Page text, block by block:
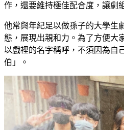
作，還要維持極佳配合度，讓劇
他常與年紀足以做孫子的大學生
態，展現出親和力。為了方便大
以戲裡的名字稱呼，不須因為自
伯」。